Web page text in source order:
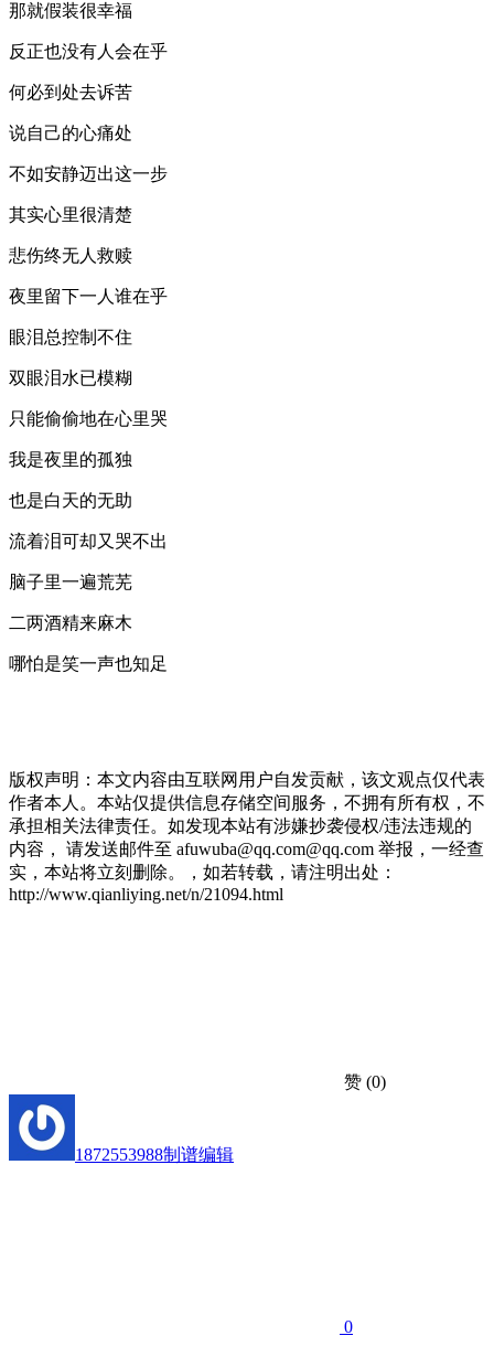
那就假装很幸福
反正也没有人会在乎
何必到处去诉苦
说自己的心痛处
不如安静迈出这一步
其实心里很清楚
悲伤终无人救赎
夜里留下一人谁在乎
眼泪总控制不住
双眼泪水已模糊
只能偷偷地在心里哭
我是夜里的孤独
也是白天的无助
流着泪可却又哭不出
脑子里一遍荒芜
二两酒精来麻木
哪怕是笑一声也知足
版权声明：本文内容由互联网用户自发贡献，该文观点仅代表
作者本人。本站仅提供信息存储空间服务，不拥有所有权，不
承担相关法律责任。如发现本站有涉嫌抄袭侵权/违法违规的
内容， 请发送邮件至 afuwuba@qq.com@qq.com 举报，一经查
实，本站将立刻删除。，如若转载，请注明出处：
http://www.qianliying.net/n/21094.html
赞 (0)
1872553988制谱编辑
0